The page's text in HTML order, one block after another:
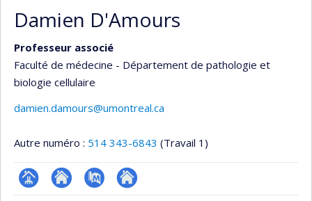
Damien D'Amours
Professeur associé
Faculté de médecine - Département de pathologie et
biologie cellulaire
damien.damours@umontreal.ca
Autre numéro : 514 343-6843 (Travail 1)
Page Site
PubMedAutre